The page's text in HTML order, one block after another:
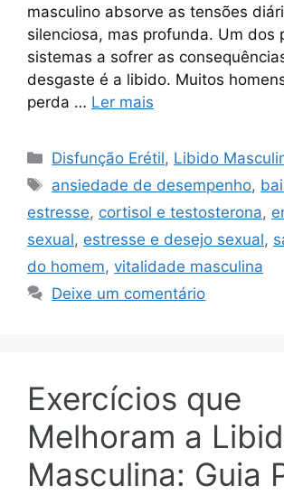
masculino absorve as tensões
silenciosa, mas profunda. Um dos
sistemas a sofrer as
desgaste é a libido. Muitos
perda … Ler mais
Categorias
Disfunção Erétil, Libido
Tags
ansiedade de desempenho,
estresse, cortisol e testosterona,
sexual, estresse e desejo sexual,
do homem, vitalidade masculina
Deixe um comentário
Exercícios que
Melhoram a
Masculina: Guia